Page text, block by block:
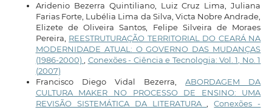
Aridenio Bezerra Quintiliano, Luiz Cruz Lima, Juliana
Farias Forte, Lubélia Lima da Silva, Victa Nobre Andrade,
Elizete de Oliveira Santos, Felipe Silveira de Moraes
Pereira, REESTRUTURAÇÃO TERRITORIAL DO CEARÁ NA
MODERNIDADE ATUAL: O GOVERNO DAS MUDANÇAS
(1986-2000), Conexões - Ciência e Tecnologia: Vol. 1, No. 1
(2007)
Francisco Diego Vidal Bezerra,ABORDAGEM DA
CULTURA MAKER NO PROCESSO DE ENSINO: UMA
REVISÃO SISTEMÁTICA DA LITERATURA,Conexões -